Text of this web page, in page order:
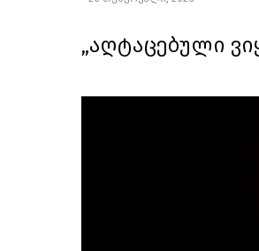
„აღტაცებული